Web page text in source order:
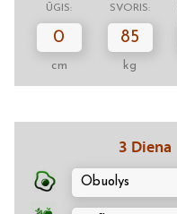
ŪGIS: SVORIS:
0
cm
85
kg
3 Diena
Obuolys